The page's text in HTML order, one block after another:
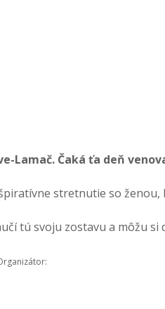
Lamač. Čaká ťa deň
stretnutie so
tú svoju zostavu a môžu